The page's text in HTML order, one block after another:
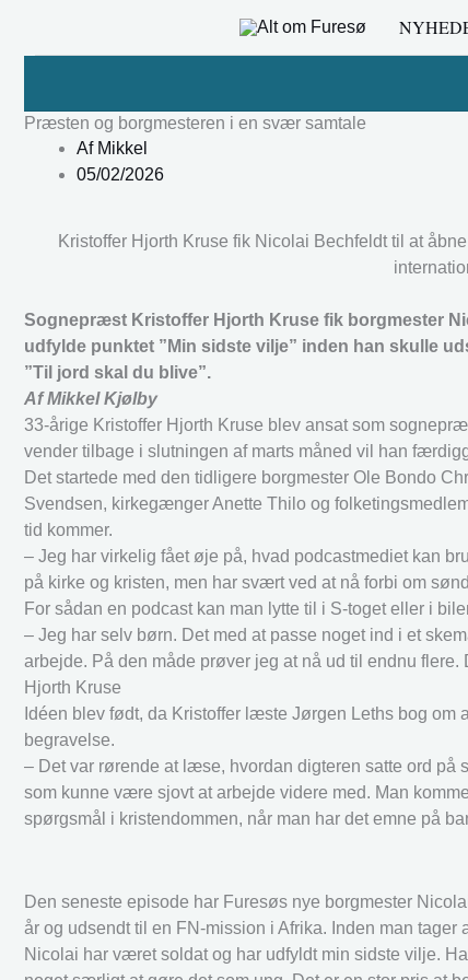
Præsten og borgmesteren i en svær samtale
AfMikkel
05/02/2026
Kristoffer Hjorth Kruse fik Nicolai Bechfeldt til at
Sognepræst Kristoffer Hjorth Kruse fik borgmester
udfylde punktet ”Min sidste vilje” inden han skulle
”Til jord skal du blive”.
Af Mikkel Kjølby
33-årige Kristoffer Hjorth Kruse blev ansat som
vender tilbage i slutningen af marts måned vil han
Det startede med den tidligere borgmester Ole Bondo
Svendsen, kirkegænger Anette Thilo og
tid kommer.
– Jeg har virkelig fået øje på, hvad podcastmediet kan
på kirke og kristen, men har svært ved at nå forbi om
For sådan en podcast kan man lytte til i S-toget eller i
– Jeg har selv børn. Det med at passe noget ind i et
arbejde. På den måde prøver jeg at nå ud til endnu
Hjorth Kruse
Idéen blev født, da Kristoffer læste Jørgen Leths bog
begravelse.
– Det var rørende at læse, hvordan digteren satte ord på
som kunne være sjovt at arbejde videre med. Man
spørgsmål i kristendommen, når man har det emne på
Den seneste episode har Furesøs nye borgmester
år og udsendt til en FN-mission i Afrika. Inden man tager
Nicolai har været soldat og har udfyldt min sidste vilje.